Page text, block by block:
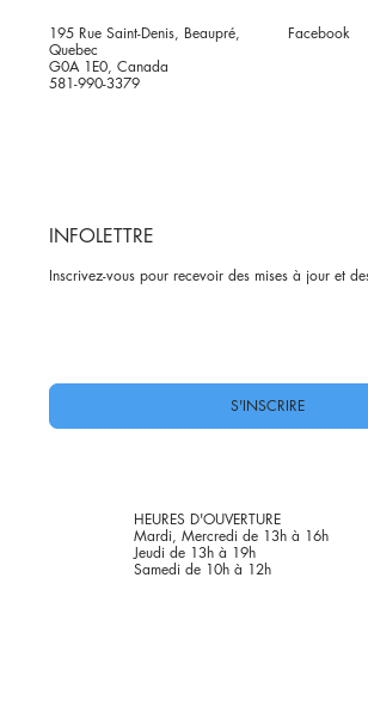
195 Rue Saint-Denis, Beaupré,
Quebec
G0A 1E0, Canada
581-990-3379
Facebook
INFOLETTRE
Inscrivez-vous pour recevoir des mises à jour et
S'INSCRIRE
HEURES D'OUVERTURE
Mardi, Mercredi de 13h à 16h
Jeudi de 13h à 19h
Samedi de 10h à 12h